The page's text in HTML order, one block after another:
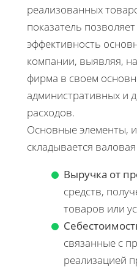
реализованных
показатель
эффективность
компании, выявляя,
фирма в своем
административных и
расходов.
Основные элементы,
складывается
Выручка от
средств,
товаров или
связанные с
реализацией